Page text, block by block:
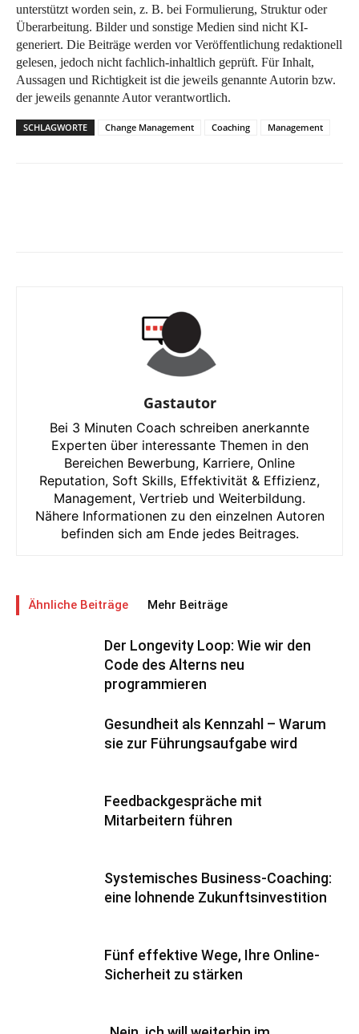
unterstützt worden sein, z. B. bei Formulierung, Struktur oder
Überarbeitung. Bilder und sonstige Medien sind nicht KI-
generiert. Die Beiträge werden vor Veröffentlichung redaktionell
gelesen, jedoch nicht fachlich-inhaltlich geprüft. Für Inhalt,
Aussagen und Richtigkeit ist die jeweils genannte Autorin bzw.
der jeweils genannte Autor verantwortlich.
SCHLAGWORTE Change Management Coaching Management
Gastautor
Bei 3 Minuten Coach schreiben anerkannte
Experten über interessante Themen in den
Bereichen Bewerbung, Karriere, Online
Reputation, Soft Skills, Effektivität & Effizienz,
Management, Vertrieb und Weiterbildung.
Nähere Informationen zu den einzelnen Autoren
befinden sich am Ende jedes Beitrages.
Ähnliche Beiträge Mehr Beiträge
Der Longevity Loop: Wie wir den
Code des Alterns neu
programmieren
Gesundheit als Kennzahl – Warum
sie zur Führungsaufgabe wird
Feedbackgespräche mit
Mitarbeitern führen
Systemisches Business-Coaching:
eine lohnende Zukunftsinvestition
Fünf effektive Wege, Ihre Online-
Sicherheit zu stärken